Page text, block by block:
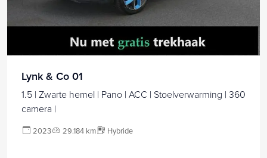
Lynk & Co 01
1.5 | Zwarte hemel | Pano | ACC | Stoelverwarming | 360
camera |
2023 29.184 km Hybride